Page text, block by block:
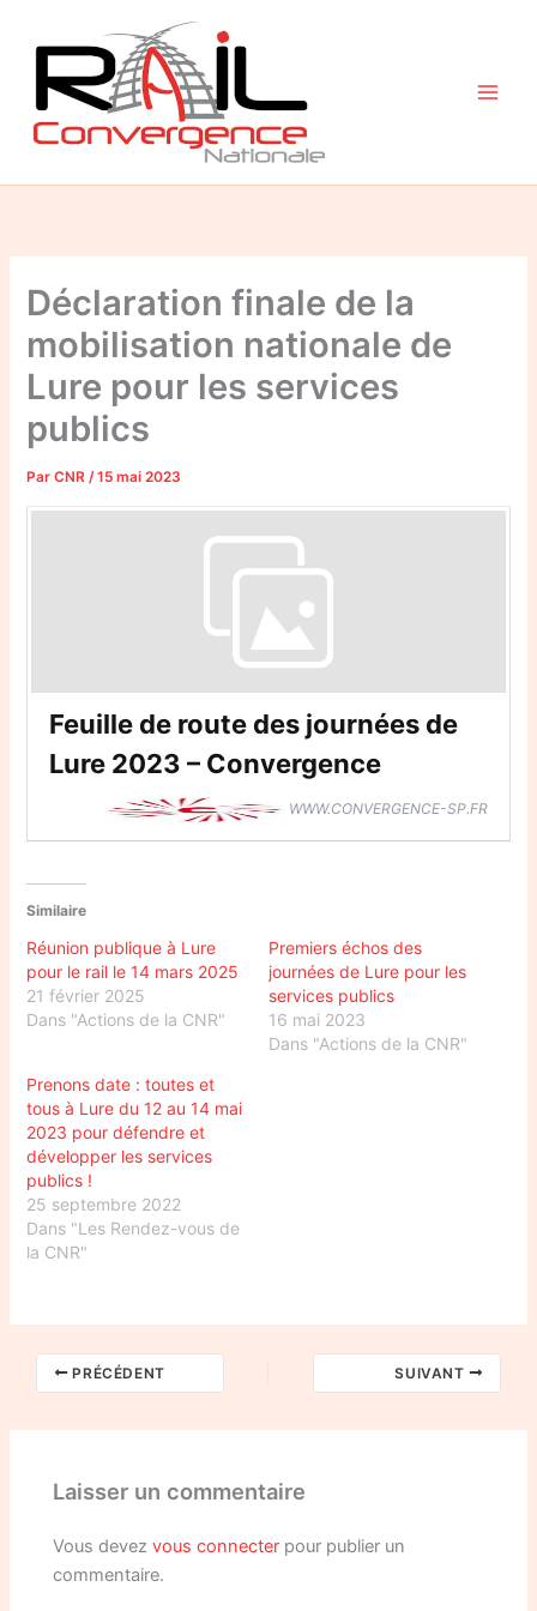
contenu
Déclaration finale de la
mobilisation nationale de
Lure pour les services
publics
ParCNR/15 mai 2023
Feuille de route des journées de
Lure 2023 – Convergence
WWW.CONVERGENCE-SP.FR
Similaire
Réunion publique à Lure
pour le rail le 14 mars 2025
21 février 2025
Dans "Actions de la CNR"
Premiers échos des
journées de Lure pour les
services publics
16 mai 2023
Dans "Actions de la CNR"
Prenons date : toutes et
tous à Lure du 12 au 14 mai
2023 pour défendre et
développer les services
publics !
25 septembre 2022
Dans "Les Rendez-vous de
la CNR"
PRÉCÉDENT SUIVANT
Laisser un commentaire
Vous devezvous connecter pour publier un
commentaire.